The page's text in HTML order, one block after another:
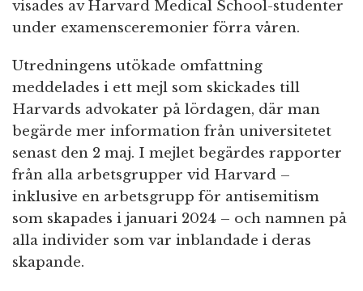
visades av Harvard Medical School-studenter
under examensceremonier förra våren.
Utredningens utökade omfattning
meddelades i ett mejl som skickades till
Harvards advokater på lördagen, där man
begärde mer information från universitetet
senast den 2 maj. I mejlet begärdes rapporter
från alla arbetsgrupper vid Harvard –
inklusive en arbetsgrupp för antisemitism
som skapades i januari 2024 – och namnen på
alla individer som var inblandade i deras
skapande.